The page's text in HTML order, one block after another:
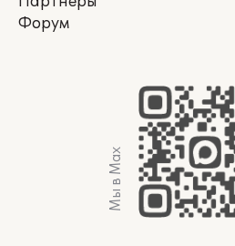
Форум
Мы в Max